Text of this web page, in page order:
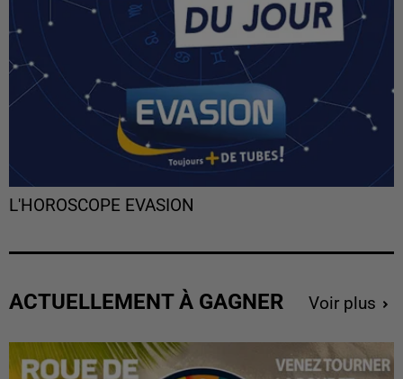
L'HOROSCOPE EVASION
ACTUELLEMENT À GAGNER Voir plus